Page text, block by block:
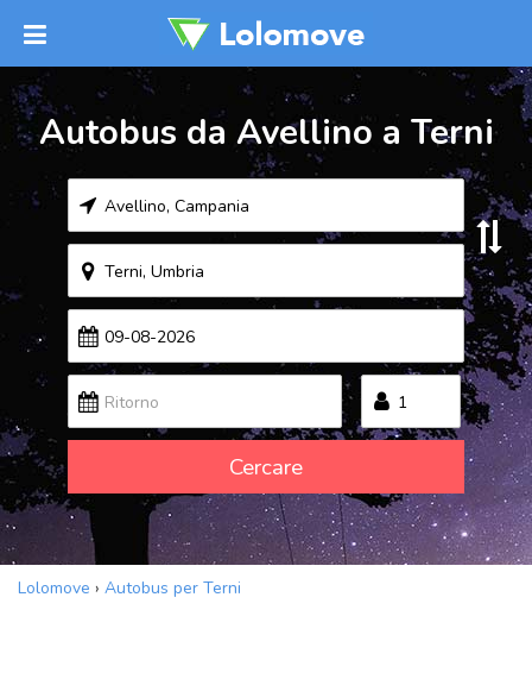
Autobus da Avellino a Terni
Cercare
Lolomove › Autobus per Terni